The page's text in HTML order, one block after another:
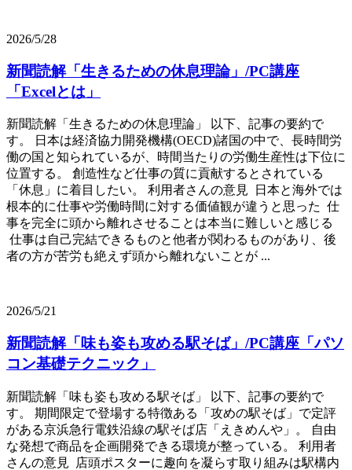
2026/5/28
新聞読解「生きるための休息理論」/PC講座
「Excelとは」
新聞読解「生きるための休息理論」 以下、記事の要約で
す。 日本は経済協力開発機構(OECD)諸国の中で、長時間労
働の国と知られているが、時間当たりの労働生産性は下位に
位置する。 創造性など仕事の質に貢献するとされている
「休息」に着目したい。 利用者さんの意見 日本と海外では
根本的に仕事や労働時間に対する価値観が違うと思った 仕
事を完全に頭から離れさせることは本当に難しいと感じる
仕事は自己完結できるものと他者が関わるものがあり、後
者の方が苦労も絶えず頭から離れないことが ...
2026/5/21
新聞読解「味も姿も攻める駅そば」/PC講座「パソ
コン基礎テクニック」
新聞読解「味も姿も攻める駅そば」 以下、記事の要約で
す。 期間限定で登場する特徴ある「攻めの駅そば」で定評
がある京浜急行電鉄沿線の駅そば店「えきめんや」。 自由
な発想で商品を企画開発できる環境が整っている。 利用者
さんの意見 店頭ポスターに趣向を凝らす取り組みは駅構内